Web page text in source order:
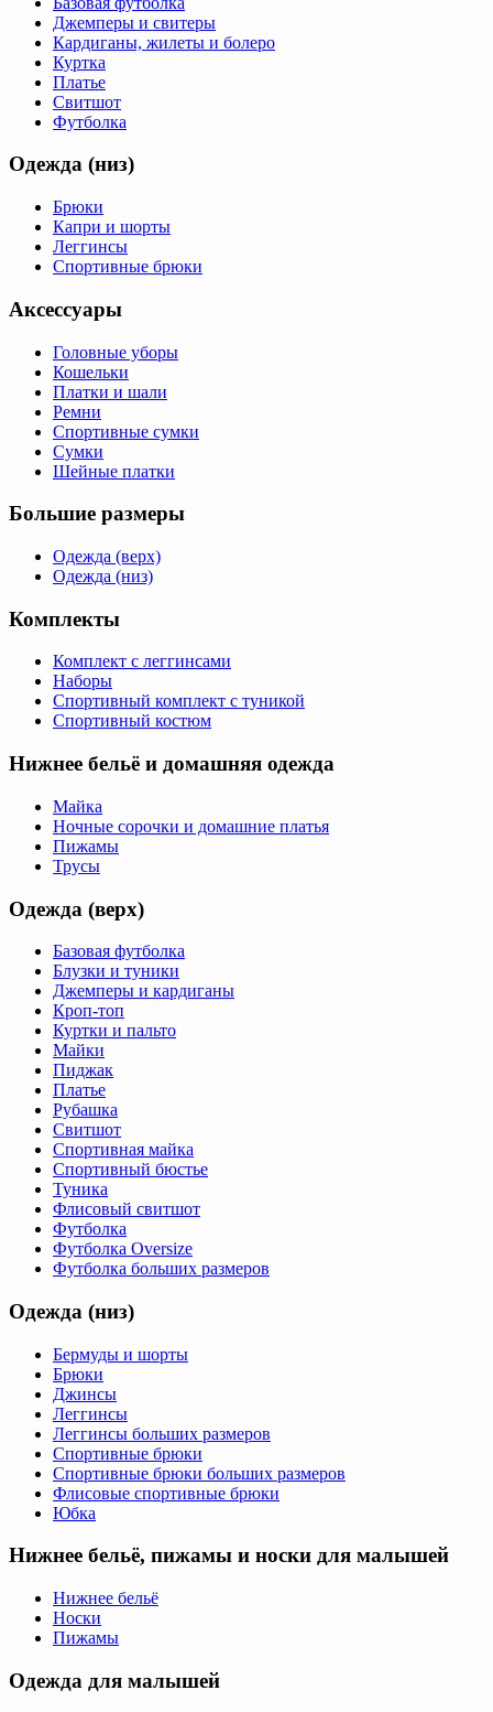
Джемперы и свитеры
Кардиганы, жилеты и болеро
Куртка
Платье
Свитшот
Футболка
Одежда (низ)
Брюки
Капри и шорты
Леггинсы
Спортивные брюки
Аксессуары
Головные уборы
Кошельки
Платки и шали
Ремни
Спортивные сумки
Сумки
Шейные платки
Большие размеры
Одежда (верх)
Одежда (низ)
Комплекты
Комплект с леггинсами
Наборы
Спортивный комплект с туникой
Спортивный костюм
Нижнее бельё и домашняя одежда
Майка
Ночные сорочки и домашние платья
Пижамы
Трусы
Одежда (верх)
Базовая футболка
Блузки и туники
Джемперы и кардиганы
Кроп-топ
Куртки и пальто
Майки
Пиджак
Платье
Рубашка
Свитшот
Спортивная майка
Спортивный бюстье
Туника
Флисовый свитшот
Футболка
Футболка Oversize
Футболка больших размеров
Одежда (низ)
Бермуды и шорты
Брюки
Джинсы
Леггинсы
Леггинсы больших размеров
Спортивные брюки
Спортивные брюки больших размеров
Флисовые спортивные брюки
Юбка
Нижнее бельё, пижамы и носки для малышей
Нижнее бельё
Носки
Пижамы
Одежда для малышей